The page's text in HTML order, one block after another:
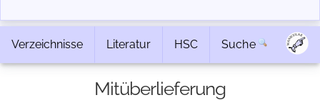
Verzeichnisse Literatur HSC Suche
Mitüberlieferung